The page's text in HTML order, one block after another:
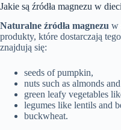
Jakie są źródła magnezu w
Naturalne źródła magnezu w
produkty, które dostarczają
znajdują się:
seeds of pumpkin,
nuts such as almonds
green leafy vegetables
legumes like lentils and
buckwheat.